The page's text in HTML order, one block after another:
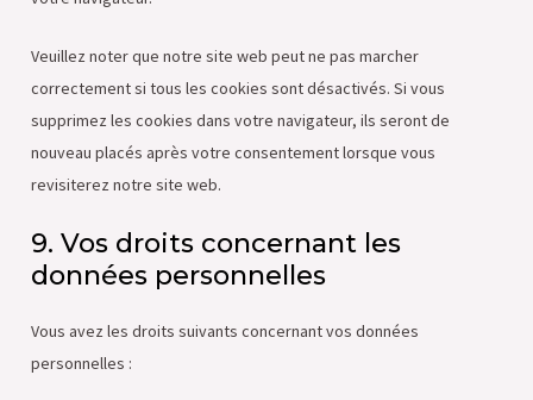
Veuillez noter que notre site web peut ne pas marcher
correctement si tous les cookies sont désactivés. Si vous
supprimez les cookies dans votre navigateur, ils seront de
nouveau placés après votre consentement lorsque vous
revisiterez notre site web.
9. Vos droits concernant les
données personnelles
Vous avez les droits suivants concernant vos données
personnelles :